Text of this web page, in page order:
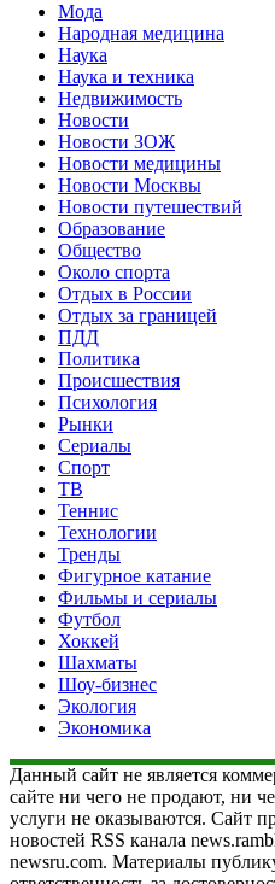
Мода
Народная медицина
Наука
Наука и техника
Недвижимость
Новости
Новости ЗОЖ
Новости медицины
Новости Москвы
Новости путешествий
Образование
Общество
Около спорта
Отдых в России
Отдых за границей
ПДД
Политика
Происшествия
Психология
Рынки
Сериалы
Спорт
ТВ
Теннис
Технологии
Тренды
Фигурное катание
Фильмы и сериалы
Футбол
Хоккей
Шахматы
Шоу-бизнес
Экология
Экономика
Данный сайт не является
сайте ни чего не продают, ни
услуги не оказываются. Сайт
новостей RSS канала
newsru.com. Материалы